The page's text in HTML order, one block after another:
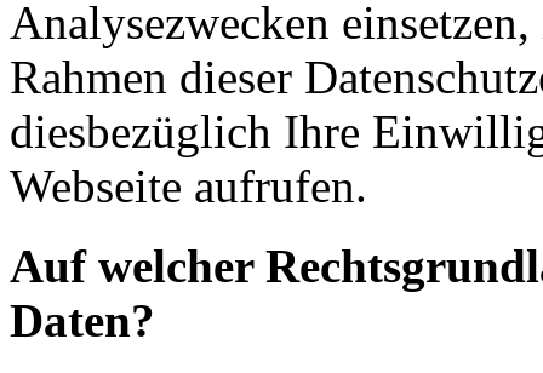
Analysezwecken
Rahmen dieser
diesbezüglich Ihre
Webseite aufrufen.
Auf welcher
Daten?